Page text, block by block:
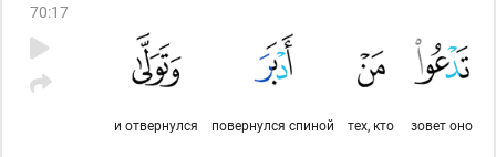
70:17
зовет оно
тех, кто
повернулся спиной
и отвернулся